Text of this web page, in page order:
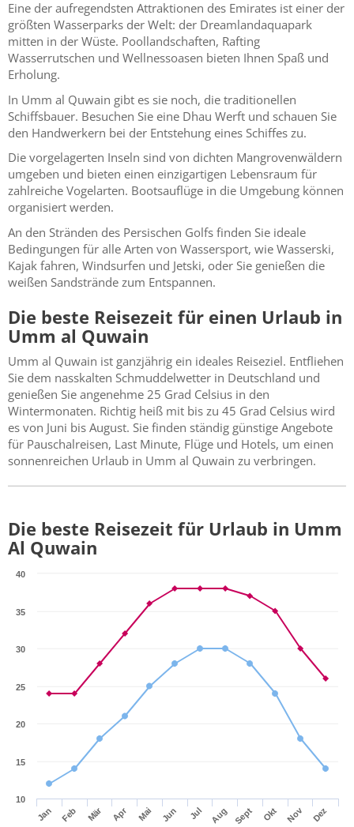
Eine der aufregendsten Attraktionen des Emirates ist einer der
größten Wasserparks der Welt: der Dreamlandaquapark
mitten in der Wüste. Poollandschaften, Rafting
Wasserrutschen und Wellnessoasen bieten Ihnen Spaß und
Erholung.
In Umm al Quwain gibt es sie noch, die traditionellen
Schiffsbauer. Besuchen Sie eine Dhau Werft und schauen Sie
den Handwerkern bei der Entstehung eines Schiffes zu.
Die vorgelagerten Inseln sind von dichten Mangrovenwäldern
umgeben und bieten einen einzigartigen Lebensraum für
zahlreiche Vogelarten. Bootsauflüge in die Umgebung können
organisiert werden.
An den Stränden des Persischen Golfs finden Sie ideale
Bedingungen für alle Arten von Wassersport, wie Wasserski,
Kajak fahren, Windsurfen und Jetski, oder Sie genießen die
weißen Sandstrände zum Entspannen.
Die beste Reisezeit für einen Urlaub in
Umm al Quwain
Umm al Quwain ist ganzjährig ein ideales Reiseziel. Entfliehen
Sie dem nasskalten Schmuddelwetter in Deutschland und
genießen Sie angenehme 25 Grad Celsius in den
Wintermonaten. Richtig heiß mit bis zu 45 Grad Celsius wird
es von Juni bis August. Sie finden ständig günstige Angebote
für Pauschalreisen, Last Minute, Flüge und Hotels, um einen
sonnenreichen Urlaub in Umm al Quwain zu verbringen.
Die beste Reisezeit für Urlaub in Umm
Al Quwain
Jan Feb Mär Apr Mai Jun Jul Aug Sept Okt Nov Dez
10
15
20
25
30
35
40